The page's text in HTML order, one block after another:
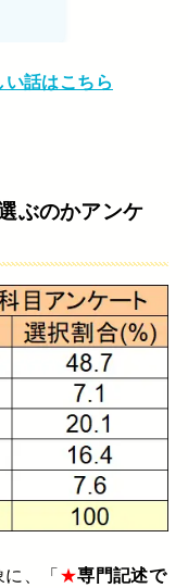
い話はこちら
ぶのかアンケ
、「★専門記述で